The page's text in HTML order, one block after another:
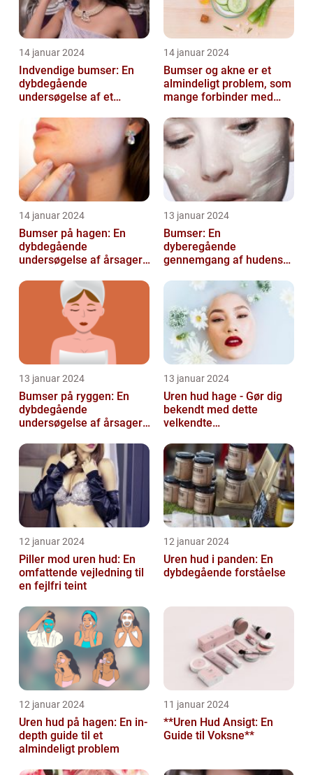
14 januar 2024
Indvendige bumser: En
dybdegående
undersøgelse af et
14 januar 2024
Bumser og akne er et
almindeligt problem, som
mange forbinder med
14 januar 2024
Bumser på hagen: En
dybdegående
undersøgelse af årsager,
forebyggelse
13 januar 2024
Bumser: En
dyberegående
gennemgang af hudens
13 januar 2024
Bumser på ryggen: En
dybdegående
undersøgelse af årsager,
forebyggelse
13 januar 2024
Uren hud hage - Gør dig
bekendt med dette
velkendte
12 januar 2024
Piller mod uren hud: En
omfattende vejledning til
en fejlfri teint
12 januar 2024
Uren hud i panden: En
dybdegående forståelse
12 januar 2024
Uren hud på hagen: En in-
depth guide til et
almindeligt problem
11 januar 2024
**Uren Hud Ansigt: En
Guide til Voksne**